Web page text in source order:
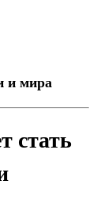
и мира
стать